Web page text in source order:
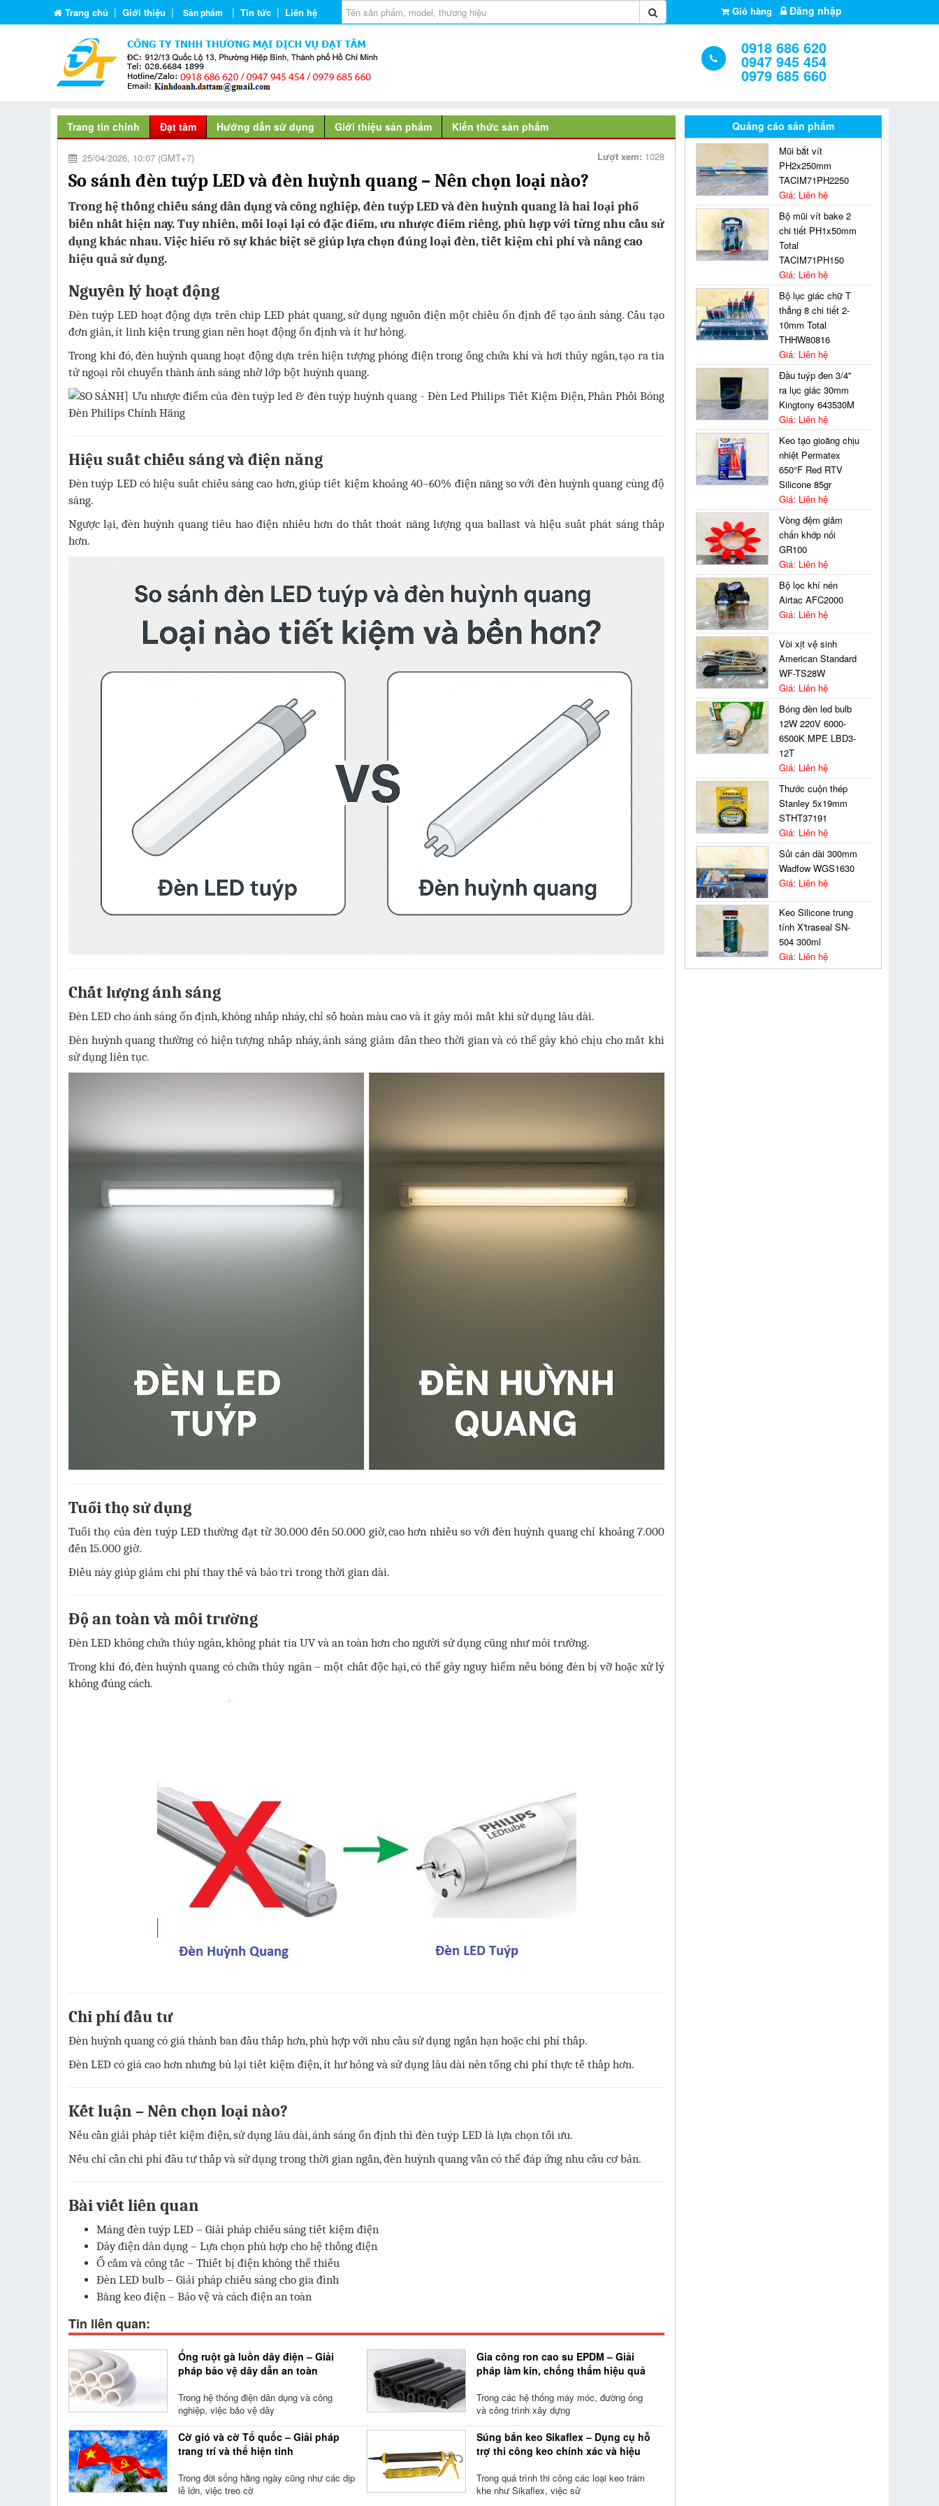
Trang chủ | Giới thiệu | Sản phẩm | Tin tức | Liên hệ Giỏ hàng Đăng nhập
0918 686 620
0947 945 454
0979 685 660
Trang tin chính Đạt tâm Hướng dẫn sử dụng Giới thiệu sản phẩm Kiến thức sản phẩm
25/04/2026, 10:07 (GMT+7) Lượt xem: 1028
So sánh đèn tuýp LED và đèn huỳnh quang – Nên chọn loại nào?
Trong hệ thống chiếu sáng dân dụng và công nghiệp, đèn tuýp LED và đèn huỳnh quang là hai loại phổ
biến nhất hiện nay. Tuy nhiên, mỗi loại lại có đặc điểm, ưu nhược điểm riêng, phù hợp với từng nhu cầu sử
dụng khác nhau. Việc hiểu rõ sự khác biệt sẽ giúp lựa chọn đúng loại đèn, tiết kiệm chi phí và nâng cao
hiệu quả sử dụng.
Nguyên lý hoạt động
Đèn tuýp LED hoạt động dựa trên chip LED phát quang, sử dụng nguồn điện một chiều ổn định để tạo ánh sáng. Cấu tạo
đơn giản, ít linh kiện trung gian nên hoạt động ổn định và ít hư hỏng.
Trong khi đó, đèn huỳnh quang hoạt động dựa trên hiện tượng phóng điện trong ống chứa khí và hơi thủy ngân, tạo ra tia
tử ngoại rồi chuyển thành ánh sáng nhờ lớp bột huỳnh quang.
Hiệu suất chiếu sáng và điện năng
Đèn tuýp LED có hiệu suất chiếu sáng cao hơn, giúp tiết kiệm khoảng 40–60% điện năng so với đèn huỳnh quang cùng độ
sáng.
Ngược lại, đèn huỳnh quang tiêu hao điện nhiều hơn do thất thoát năng lượng qua ballast và hiệu suất phát sáng thấp
hơn.
Chất lượng ánh sáng
Đèn LED cho ánh sáng ổn định, không nhấp nháy, chỉ số hoàn màu cao và ít gây mỏi mắt khi sử dụng lâu dài.
Đèn huỳnh quang thường có hiện tượng nhấp nháy, ánh sáng giảm dần theo thời gian và có thể gây khó chịu cho mắt khi
sử dụng liên tục.
Tuổi thọ sử dụng
Tuổi thọ của đèn tuýp LED thường đạt từ 30.000 đến 50.000 giờ, cao hơn nhiều so với đèn huỳnh quang chỉ khoảng 7.000
đến 15.000 giờ.
Điều này giúp giảm chi phí thay thế và bảo trì trong thời gian dài.
Độ an toàn và môi trường
Đèn LED không chứa thủy ngân, không phát tia UV và an toàn hơn cho người sử dụng cũng như môi trường.
Trong khi đó, đèn huỳnh quang có chứa thủy ngân – một chất độc hại, có thể gây nguy hiểm nếu bóng đèn bị vỡ hoặc xử lý
không đúng cách.
Chi phí đầu tư
Đèn huỳnh quang có giá thành ban đầu thấp hơn, phù hợp với nhu cầu sử dụng ngắn hạn hoặc chi phí thấp.
Đèn LED có giá cao hơn nhưng bù lại tiết kiệm điện, ít hư hỏng và sử dụng lâu dài nên tổng chi phí thực tế thấp hơn.
Kết luận – Nên chọn loại nào?
Nếu cần giải pháp tiết kiệm điện, sử dụng lâu dài, ánh sáng ổn định thì đèn tuýp LED là lựa chọn tối ưu.
Nếu chỉ cần chi phí đầu tư thấp và sử dụng trong thời gian ngắn, đèn huỳnh quang vẫn có thể đáp ứng nhu cầu cơ bản.
Bài viết liên quan
Máng đèn tuýp LED – Giải pháp chiếu sáng tiết kiệm điện
Dây điện dân dụng – Lựa chọn phù hợp cho hệ thống điện
Ổ cắm và công tắc – Thiết bị điện không thể thiếu
Đèn LED bulb – Giải pháp chiếu sáng cho gia đình
Băng keo điện – Bảo vệ và cách điện an toàn
Tin liên quan:
Ống ruột gà luồn dây điện – Giải
pháp bảo vệ dây dẫn an toàn
Trong hệ thống điện dân dụng và công
nghiệp, việc bảo vệ dây
Gia công ron cao su EPDM – Giải
pháp làm kín, chống thấm hiệu quả
Trong các hệ thống máy móc, đường ống
và công trình xây dựng
Cờ gió và cờ Tổ quốc – Giải pháp
trang trí và thể hiện tinh
Trong đời sống hằng ngày cũng như các dịp
lễ lớn, việc treo cờ
Súng bắn keo Sikaflex – Dụng cụ hỗ
trợ thi công keo chính xác và hiệu
Trong quá trình thi công các loại keo trám
khe như Sikaflex, việc sử
Quảng cáo sản phẩm
Mũi bắt vít
PH2x250mm
TACIM71PH2250
Giá: Liên hệ
Bộ mũi vít bake 2
chi tiết PH1x50mm
Total
TACIM71PH150
Giá: Liên hệ
Bộ lục giác chữ T
thẳng 8 chi tiết 2-
10mm Total
THHW80816
Giá: Liên hệ
Đầu tuýp đen 3/4''
ra lục giác 30mm
Kingtony 643530M
Giá: Liên hệ
Keo tạo gioăng chịu
nhiệt Permatex
650°F Red RTV
Silicone 85gr
Giá: Liên hệ
Vòng đệm giảm
chấn khớp nối
GR100
Giá: Liên hệ
Bộ lọc khí nén
Airtac AFC2000
Giá: Liên hệ
Vòi xịt vệ sinh
American Standard
WF-TS28W
Giá: Liên hệ
Bóng đèn led bulb
12W 220V 6000-
6500K MPE LBD3-
12T
Giá: Liên hệ
Thước cuộn thép
Stanley 5x19mm
STHT37191
Giá: Liên hệ
Sủi cán dài 300mm
Wadfow WGS1630
Giá: Liên hệ
Keo Silicone trung
tính X'traseal SN-
504 300ml
Giá: Liên hệ